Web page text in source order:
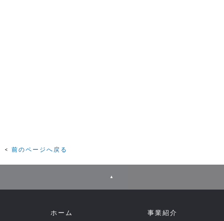
前のページへ戻る
▲
ホーム 事業紹介